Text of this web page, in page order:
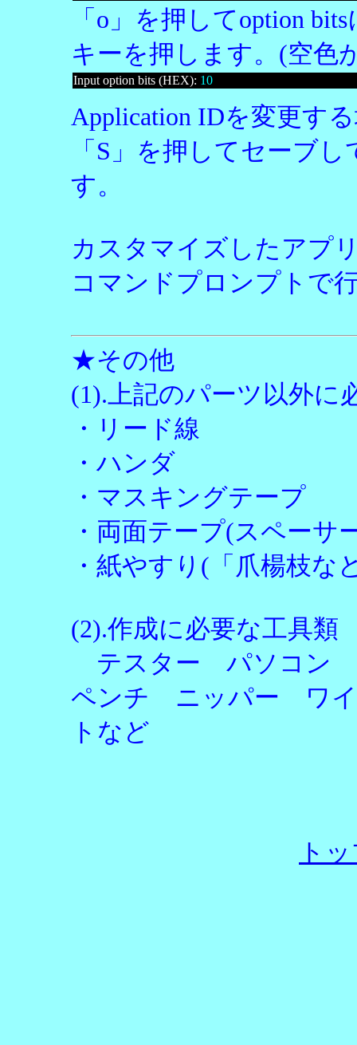
「o」を押してoption
キーを押します。(空色
Input option bits (HEX): 10
Application IDを変更す
「S」を押してセーブ
す。
カスタマイズしたアプ
コマンドプロンプトで
★その他
(1).上記のパーツ以外に
・リード線
・ハンダ
・マスキングテープ
・両面テープ(スペーサ
・紙やすり(「爪楊枝な
(2).作成に必要な工具類
テスター パソコン
ペンチ ニッパー ワイ
トなど
ト